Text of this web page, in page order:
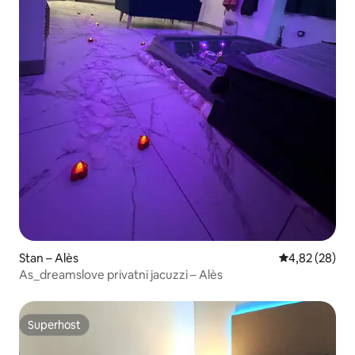
Stan – Alès Prosječna
4,82 (28)
As_dreamslove privatni jacuzzi – Alès
Superhost
Superhost